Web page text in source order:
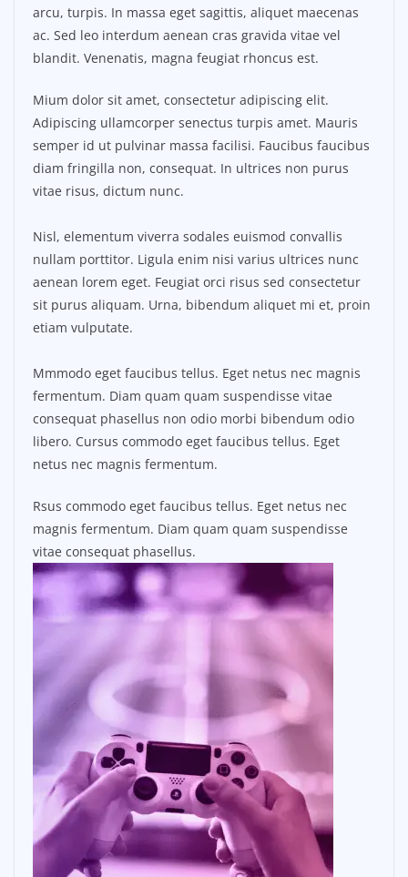
arcu, turpis. In massa eget sagittis, aliquet maecenas
ac. Sed leo interdum aenean cras gravida vitae vel
blandit. Venenatis, magna feugiat rhoncus est.
Mium dolor sit amet, consectetur adipiscing elit.
Adipiscing ullamcorper senectus turpis amet. Mauris
semper id ut pulvinar massa facilisi. Faucibus faucibus
diam fringilla non, consequat. In ultrices non purus
vitae risus, dictum nunc.
Nisl, elementum viverra sodales euismod convallis
nullam porttitor. Ligula enim nisi varius ultrices nunc
aenean lorem eget. Feugiat orci risus sed consectetur
sit purus aliquam. Urna, bibendum aliquet mi et, proin
etiam vulputate.
Mmmodo eget faucibus tellus. Eget netus nec magnis
fermentum. Diam quam quam suspendisse vitae
consequat phasellus non odio morbi bibendum odio
libero. Cursus commodo eget faucibus tellus. Eget
netus nec magnis fermentum.
Rsus commodo eget faucibus tellus. Eget netus nec
magnis fermentum. Diam quam quam suspendisse
vitae consequat phasellus.